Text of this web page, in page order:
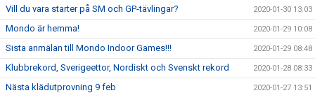
Vill du vara starter på SM och GP-tävlingar? 2020-01-30 13:03
Mondo är hemma! 2020-01-29 10:08
Sista anmälan till Mondo Indoor Games!!! 2020-01-29 08:48
Klubbrekord, Sverigeettor, Nordiskt och Svenskt rekord 2020-01-28 08:33
Nästa klädutprovning 9 feb 2020-01-27 13:51